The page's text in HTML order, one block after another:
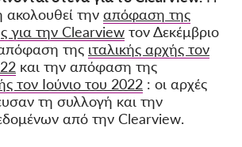
την απόφαση της
για την Clearview τον Δεκέμβριο
της ιταλικής αρχής τον
και την απόφαση της
τον Ιούνιο του 2022 : οι αρχές
τη συλλογή και την
από την Clearview.